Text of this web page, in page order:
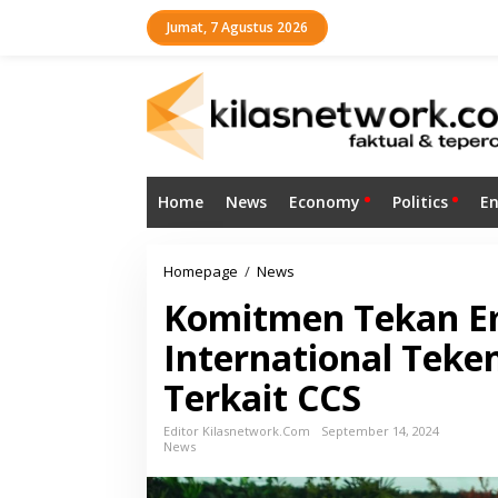
Jumat, 7 Agustus 2026
Home News Economy Politics
Homepage / News
m
i
t
m
e
n
T
a
Komitmen Tekan
International
Terkait CCS
Editor Kilasnetwork.com
September 14, 2024
News